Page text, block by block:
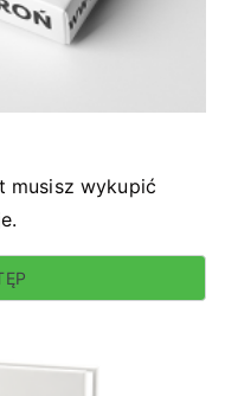
musisz wykupić